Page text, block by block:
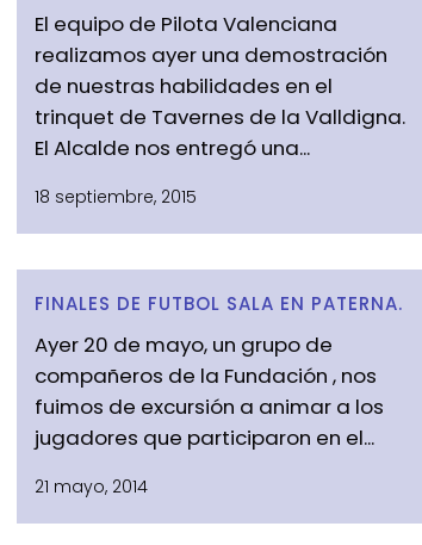
El equipo de Pilota Valenciana
realizamos ayer una demostración
de nuestras habilidades en el
trinquet de Tavernes de la Valldigna.
El Alcalde nos entregó una...
18 septiembre, 2015
FINALES DE FUTBOL SALA EN PATERNA.
Ayer 20 de mayo, un grupo de
compañeros de la Fundación , nos
fuimos de excursión a animar a los
jugadores que participaron en el...
21 mayo, 2014